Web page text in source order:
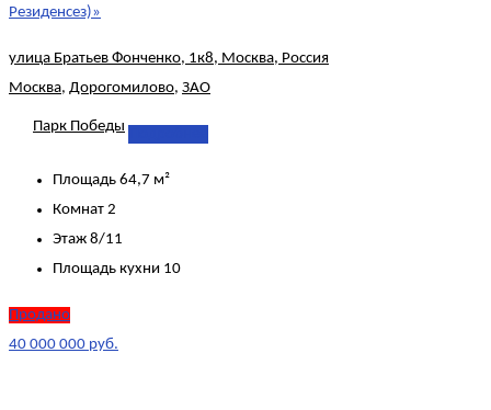
Резиденсез)»
улица Братьев Фонченко, 1к8, Москва, Россия
Москва, Дорогомилово, ЗАО
Парк Победы
Площадь 64,7 м²
Комнат 2
Этаж 8/11
Площадь кухни 10
Продано
40 000 000 руб.